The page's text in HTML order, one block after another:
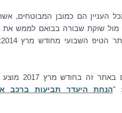
העניין הם כמובן המבוטחים,
מול שוקת שבורה בבואם לממש את
הטיפ השבועי מחודש מרץ 2014: "
בטיפ שפורסם
"הנחת היעדר תביעות ברכב